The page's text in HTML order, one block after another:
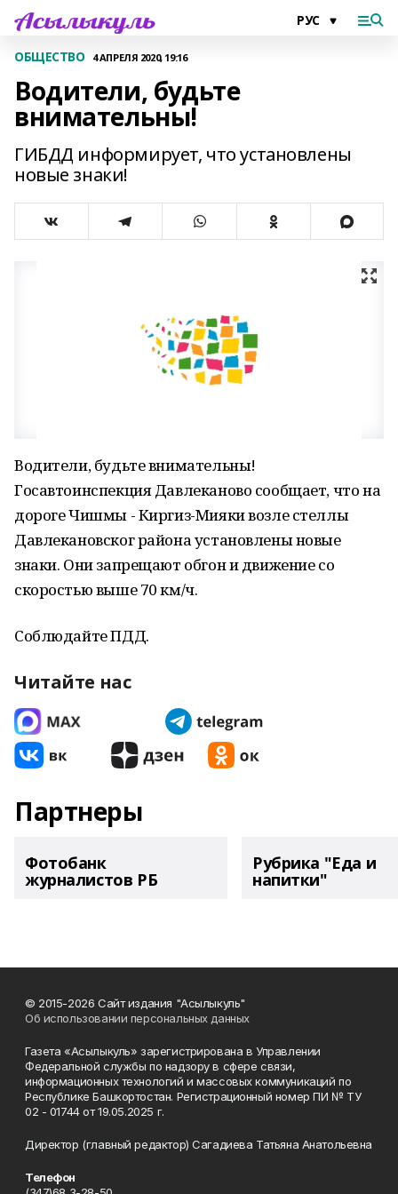
ОБЩЕСТВО 4 АПРЕЛЯ 2020, 19:16
Водители, будьте
внимательны!
ГИБДД информирует, что установлены
новые знаки!
Водители, будьте внимательны!
Госавтоинспекция Давлеканово сообщает, что на
дороге Чишмы - Киргиз-Мияки возле стеллы
Давлекановског района установлены новые
знаки. Они запрещают обгон и движение со
скоростью выше 70 км/ч.
Соблюдайте ПДД.
Читайте нас
Партнеры
Фотобанк
журналистов РБ
Рубрика "Еда и
напитки"
© 2015-2026 Сайт издания "Асылыкуль"
Об использовании персональных данных
Газета «Асылыкуль» зарегистрирована в Управлении
Федеральной службы по надзору в сфере связи,
информационных технологий и массовых коммуникаций по
Республике Башкортостан. Регистрационный номер ПИ № ТУ
02 - 01744 от 19.05.2025 г.
Директор (главный редактор) Сагадиева Татьяна Анатольевна
Телефон